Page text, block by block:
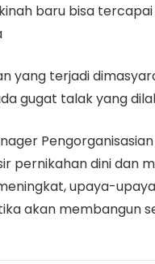
baru bisa
yang terjadi
gugat talak yang
pernikahan dini dan
upaya-
akan membangun